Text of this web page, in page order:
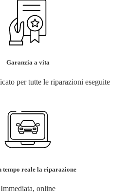
Garanzia a vita
per tutte le riparazioni eseguite
tempo reale la riparazione
Immediata, online